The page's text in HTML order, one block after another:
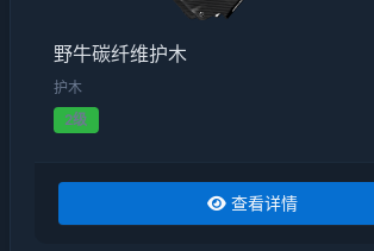
野牛碳纤维护木
护木
2级
查看详情